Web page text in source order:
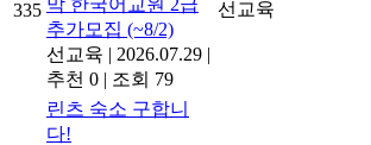
335
추가모집 (~8/2)
선교육 | 2026.07.29 |
추천 0 | 조회 79
선교육
린츠 숙소 구합니
다!